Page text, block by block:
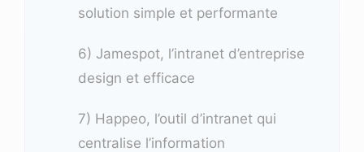
solution simple et performante
6) Jamespot, l’intranet d’entreprise
design et efficace
7) Happeo, l’outil d’intranet qui
centralise l’information